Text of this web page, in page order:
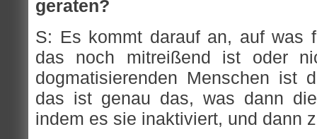
geraten?
S: Es kommt darauf an, auf was
das noch mitreißend ist oder
dogmatisierenden Menschen ist
das ist genau das, was dann die
indem es sie inaktiviert, und dann